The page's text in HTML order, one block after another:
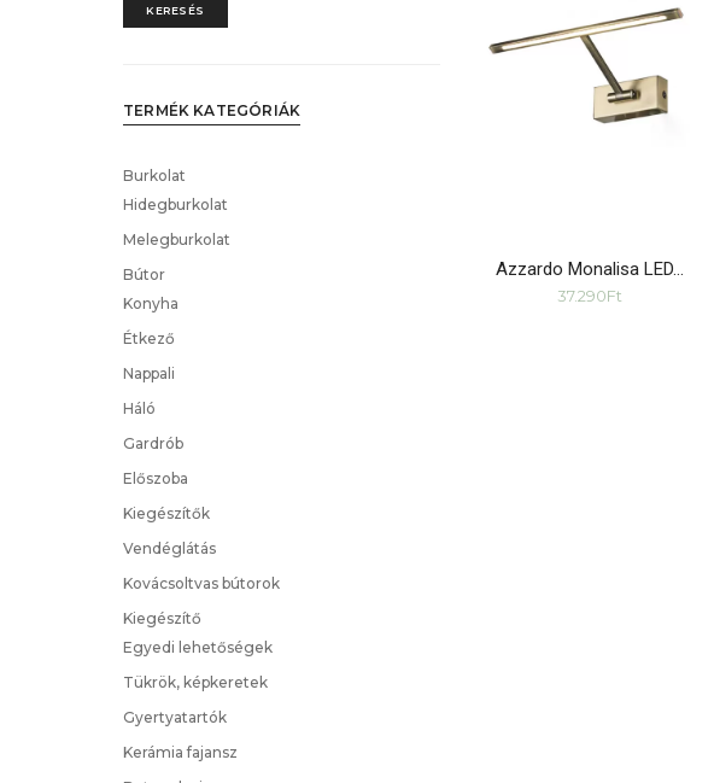
Azzardo Monalisa LED…
37.290Ft
KERESÉS
TERMÉK KATEGÓRIÁK
Burkolat
Hidegburkolat
Melegburkolat
Bútor
Konyha
Étkező
Nappali
Háló
Gardrób
Előszoba
Kiegészítők
Vendéglátás
Kovácsoltvas bútorok
Kiegészítő
Egyedi lehetőségek
Tükrök, képkeretek
Gyertyatartók
Kerámia fajansz